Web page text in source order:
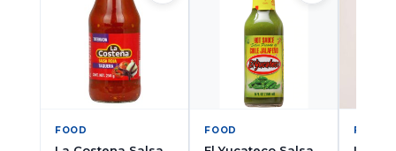
FOOD FOOD FOOD